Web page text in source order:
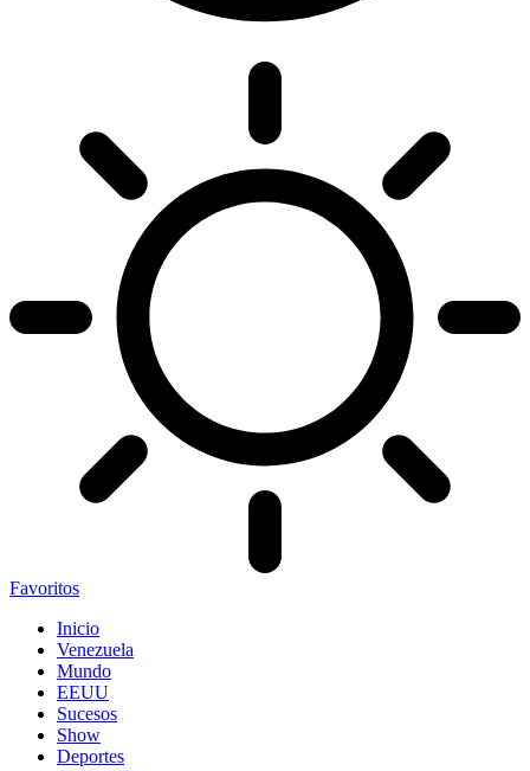
Favoritos
Inicio
Venezuela
Mundo
EEUU
Sucesos
Show
Deportes